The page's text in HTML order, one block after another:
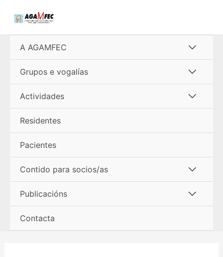
A AGAMFEC
menú
Grupos e vogalías
menú
Actividades
Residentes
Pacientes
Contido para socios/as
menú
Publicacións
Contacta